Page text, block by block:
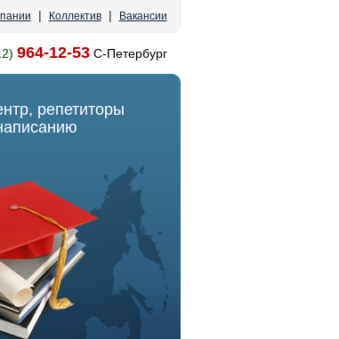
| Коллектив| Вакансии
964-12-53С-Петербург
репетиторы